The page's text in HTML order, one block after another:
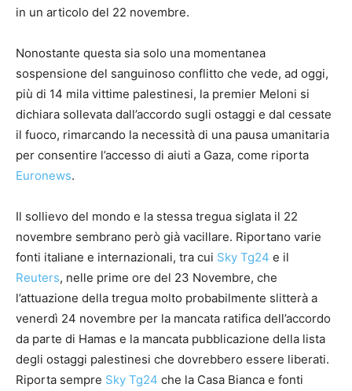
in un articolo del 22 novembre.
Nonostante questa sia solo una momentanea
sospensione del sanguinoso conflitto che vede, ad oggi,
più di 14 mila vittime palestinesi, la premier Meloni si
dichiara sollevata dall’accordo sugli ostaggi e dal cessate
il fuoco, rimarcando la necessità di una pausa umanitaria
per consentire l’accesso di aiuti a Gaza, come riporta
Euronews.
Il sollievo del mondo e la stessa tregua siglata il 22
novembre sembrano però già vacillare. Riportano varie
fonti italiane e internazionali, tra cui Sky Tg24 e il
Reuters, nelle prime ore del 23 Novembre, che
l’attuazione della tregua molto probabilmente slitterà a
venerdì 24 novembre per la mancata ratifica dell’accordo
da parte di Hamas e la mancata pubblicazione della lista
degli ostaggi palestinesi che dovrebbero essere liberati.
Riporta sempre Sky Tg24 che la Casa Bianca e fonti